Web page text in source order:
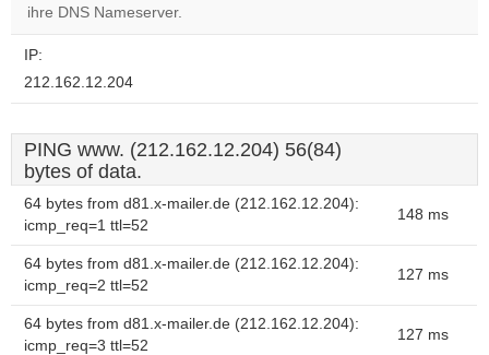
ihre DNS Nameserver.
IP:
212.162.12.204
PING www. (212.162.12.204) 56(84)
bytes of data.
64 bytes from d81.x-mailer.de (212.162.12.204):
icmp_req=1 ttl=52
148 ms
64 bytes from d81.x-mailer.de (212.162.12.204):
icmp_req=2 ttl=52
127 ms
64 bytes from d81.x-mailer.de (212.162.12.204):
icmp_req=3 ttl=52
127 ms